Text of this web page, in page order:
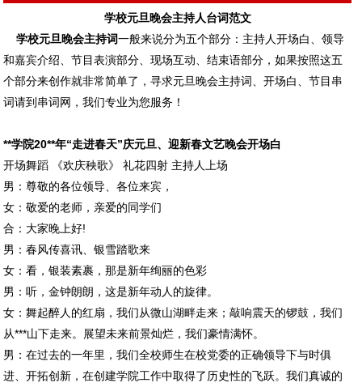
学校元旦晚会主持人台词范文
学校元旦晚会主持词一般来说分为五个部分：主持人开场白、领导
和嘉宾介绍、节目表演部分、现场互动、结束语部分，如果按照这五
个部分来创作就非常简单了，寻求元旦晚会主持词、开场白、节目串
词请到串词网，我们专业为您服务！
**学院20**年“走进春天”庆元旦、迎新春文艺晚会开场白
开场舞蹈 《欢庆秧歌》 礼花四射 主持人上场
男：尊敬的各位领导、各位来宾，
女：敬爱的老师，亲爱的同学们
合：大家晚上好!
男：春风传喜讯、银雪踏歌来
女：看，银装素裹，那是新年绚丽的色彩
男：听，金钟朗朗，这是新年动人的旋律。
女：舞起醉人的红扇，我们从微山湖畔走来；敲响震天的锣鼓，我们
从***山下走来。展望未来前景灿烂，我们豪情满怀。
男：在过去的一年里，我们全校师生在校党委的正确领导下与时俱
进、开拓创新，在创建学院工作中取得了历史性的飞跃。我们真诚的